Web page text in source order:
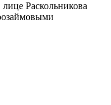
Раскольникова